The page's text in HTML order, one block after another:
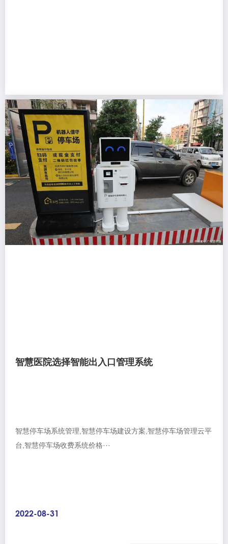
智慧医院选择智能出入口管理系统
智慧停车场系统管理,智慧停车场建设方案,智慧停车场管理云平
台,智慧停车场收费系统价格···
2022-08-31